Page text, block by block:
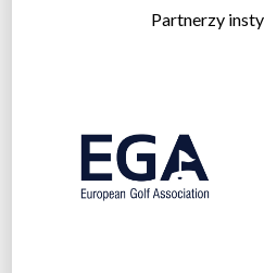
Partnerzy